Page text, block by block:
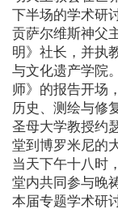
下半场的学术研
贡萨尔维斯神父
明》社长，并执
与文化遗产学院
师》的报告开场
历史、测绘与修
圣母大学教授约
堂到博罗米尼的
当天下午十八时
堂内共同参与晚
本届专题学术研